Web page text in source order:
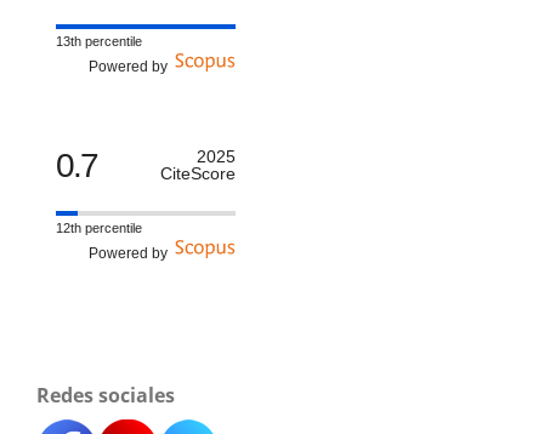
13th percentile
Powered by
0.7
2025
CiteScore
12th percentile
Powered by
Redes sociales